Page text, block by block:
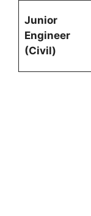
Junior
Engineer
(Civil)